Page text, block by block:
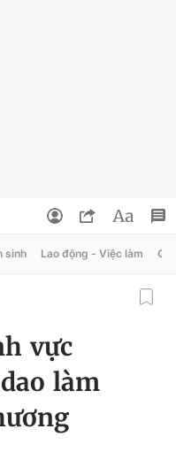
sinh Lao động - Việc làm
vực
làm